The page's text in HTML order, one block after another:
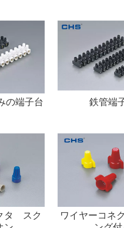
の端子台 鉄管端
タ スク
ワイヤーコネ